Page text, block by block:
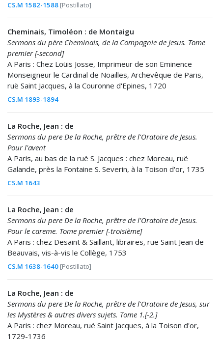
CS.M 1582-1588 [Postillato]
Cheminais, Timoléon : de Montaigu
Sermons du père Cheminais, de la Compagnie de Jesus. Tome
premier [-second]
A Paris : Chez Loüis Josse, Imprimeur de son Eminence
Monseigneur le Cardinal de Noailles, Archevêque de Paris,
ruë Saint Jacques, à la Couronne d'Epines, 1720
CS.M 1893-1894
La Roche, Jean : de
Sermons du pere De la Roche, prêtre de l'Oratoire de Jesus.
Pour l'avent
A Paris, au bas de la ruë S. Jacques : chez Moreau, ruë
Galande, près la Fontaine S. Severin, à la Toison d'or, 1735
CS.M 1643
La Roche, Jean : de
Sermons du pere De la Roche, prêtre de l'Oratoire de Jesus.
Pour le careme. Tome premier [-troisième]
A Paris : chez Desaint & Saillant, libraires, rue Saint Jean de
Beauvais, vis-à-vis le Collège, 1753
CS.M 1638-1640 [Postillato]
La Roche, Jean : de
Sermons du pere De la Roche, prêtre de l'Oratoire de Jesus, sur
les Mystères & autres divers sujets. Tome 1.[-2.]
A Paris : chez Moreau, ruë Saint Jacques, à la Toison d'or,
1729-1736